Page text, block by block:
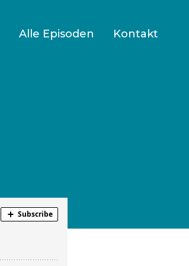
Alle Episoden Kontakt